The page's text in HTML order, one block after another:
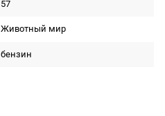
57
Животный мир
бензин